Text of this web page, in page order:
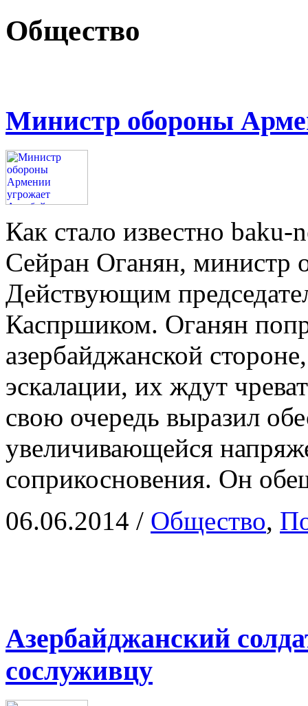
Общество
Министр обороны
Как стало известно
Сейран Оганян, министр
Действующим
Каспршиком. Оганян
азербайджанской
эскалации, их ждут
свою очередь выразил
увеличивающейся
соприкосновения. Он
06.06.2014 / Общество,
Азербайджанский
сослуживцу